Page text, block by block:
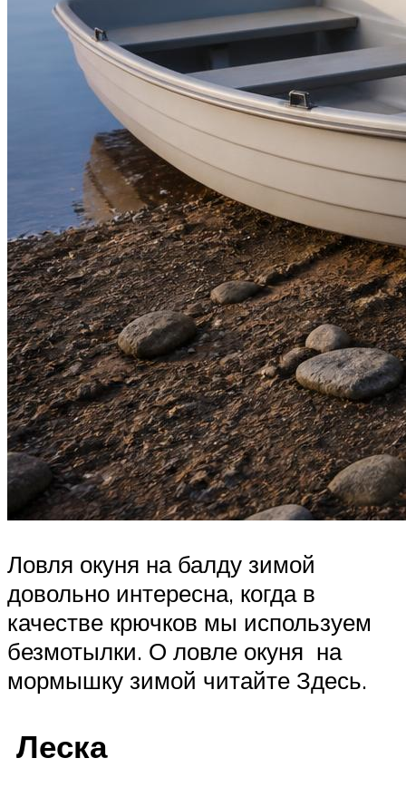
Ловля окуня на балду зимой
довольно интересна, когда в
качестве крючков мы используем
безмотылки. О ловле окуня на
мормышку зимой читайте Здесь.
Леска